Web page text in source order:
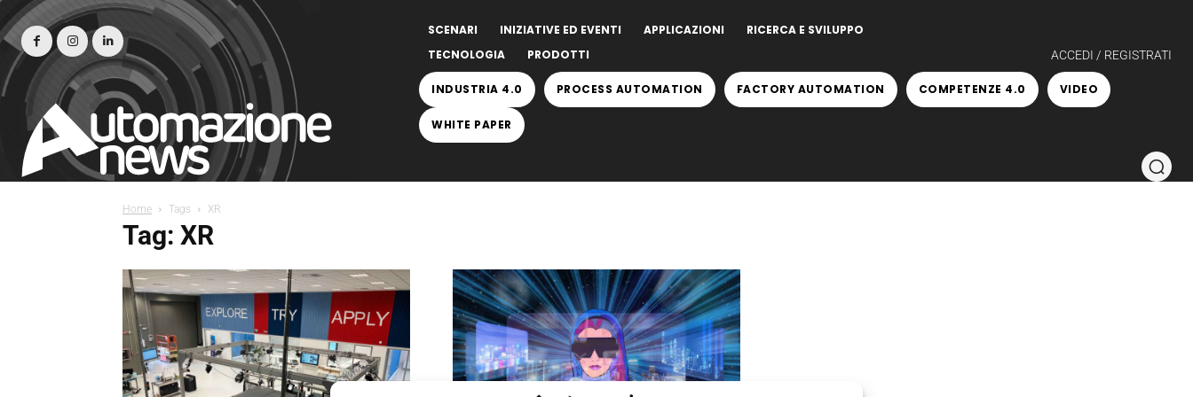
SCENARI INIZIATIVE ED EVENTI APPLICAZIONI
RICERCA E SVILUPPO
TECNOLOGIA
PRODOTTI ACCEDI / REGISTRATI
INDUSTRIA 4.0 PROCESS AUTOMATION FACTORY AUTOMATION COMPETENZE 4.0 VIDEO
WHITE PAPER
Home Tags XR
Tag: XR